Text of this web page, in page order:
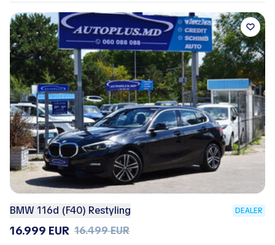
BMW 116d (F40) Restyling DEALER
16.999 EUR 16.499 EUR